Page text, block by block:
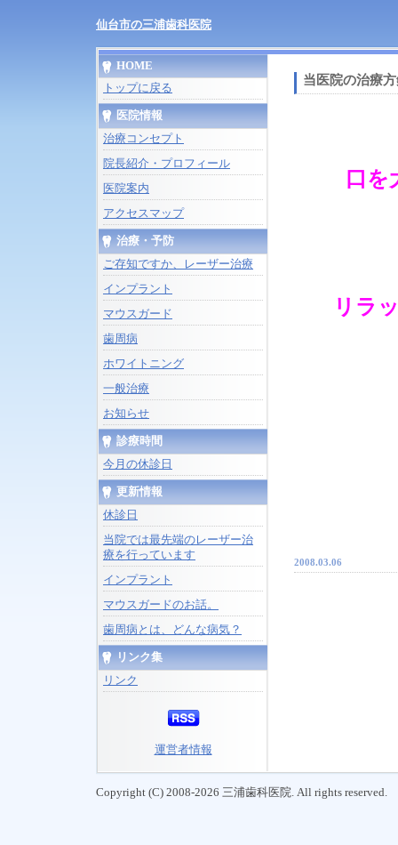
仙台市の三浦歯科医院
HOME
トップに戻る
医院情報
治療コンセプト
院長紹介・プロフィール
医院案内
アクセスマップ
治療・予防
ご存知ですか、レーザー治療
インプラント
マウスガード
歯周病
ホワイトニング
一般治療
お知らせ
診療時間
今月の休診日
更新情報
休診日
当院では最先端のレーザー治
療を行っています
インプラント
マウスガードのお話。
歯周病とは、どんな病気？
リンク集
リンク
運営者情報
当医院の治療
口
リラ
2008.03.06
Copyright (C) 2008-2026 三浦歯科医院. All rights reserved.